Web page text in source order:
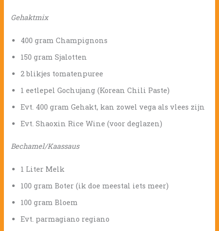
Gehaktmix
400 gram Champignons
150 gram Sjalotten
2 blikjes tomatenpuree
1 eetlepel Gochujang (Korean Chili Paste)
Evt. 400 gram Gehakt, kan zowel vega als vlees zijn
Evt. Shaoxin Rice Wine (voor deglazen)
Bechamel/Kaassaus
1 Liter Melk
100 gram Boter (ik doe meestal iets meer)
100 gram Bloem
Evt. parmagiano regiano